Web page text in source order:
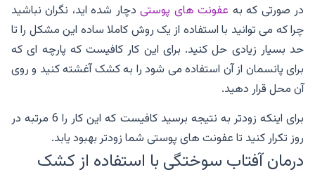
در صورتی که به عفونت های پوستیدچار شده اید، نگران نباشید
چرا که می توانید با استفاده از یک روش کاملا ساده این مشکل را تا
حد بسیار زیادی حل کنید. برای این کار کافیست که پارچه ای که
برای پانسمان از آن استفاده می شود را به کشک آغشته کنید و روی
آن محل قرار دهید.
برای اینکه زودتر به نتیجه برسید کافیست که این کار را 6 مرتبه در
روز تکرار کنید تا عفونت های پوستی شما زودتر بهبود یابد.
درمان آفتاب سوختگی با استفاده از کشک